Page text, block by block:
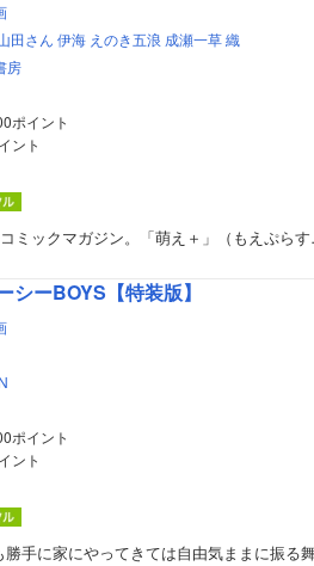
田さん 伊海 えのき五浪 成瀬一草 織
房
ポイント
ント
ミックマガジン。「萌え＋」（もえぷら
ーBOYS【特装版】
ポイント
ント
手に家にやってきては自由気ままに振る